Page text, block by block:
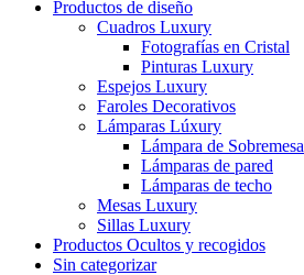
Productos de diseño
Cuadros Luxury
Fotografías en Cristal
Pinturas Luxury
Espejos Luxury
Faroles Decorativos
Lámparas Lúxury
Lámpara de Sobremesa
Lámparas de pared
Lámparas de techo
Mesas Luxury
Sillas Luxury
Productos Ocultos y recogidos
Sin categorizar